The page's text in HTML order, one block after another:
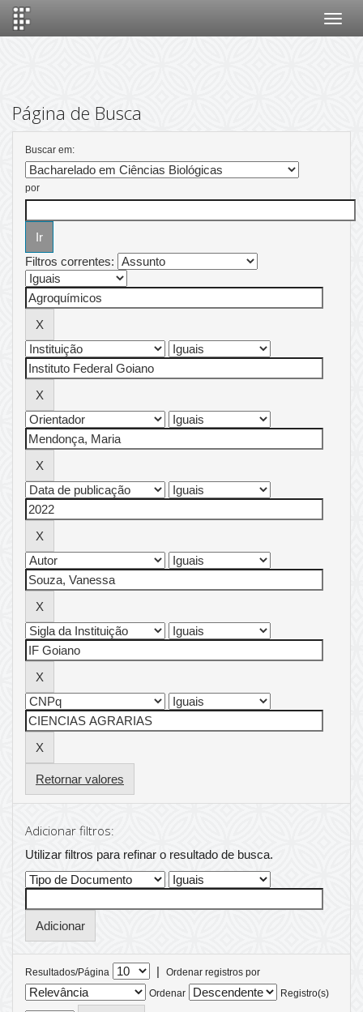
Página de Busca
Buscar em:
por
Filtros correntes:
Retornar valores
Adicionar filtros:
Utilizar filtros para refinar o resultado de busca.
Resultados/Página |
Ordenar registros por
Ordenar
Registro(s)